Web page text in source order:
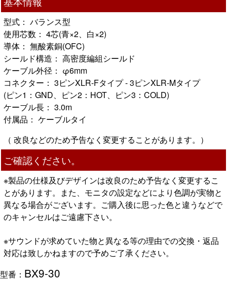
型式： バランス型
使用芯数： 4芯(青×2、白×2)
導体： 無酸素銅(OFC)
シールド構造： 高密度編組シールド
ケーブル外径： φ6mm
コネクター： 3ピンXLR-Fタイプ - 3ピンXLR-Mタイプ
(ピン1：GND、ピン2：HOT、ピン3：COLD)
ケーブル長： 3.0m
付属品： ケーブルタイ
（ 改良などのため予告なく変更することがあります。）
ご確認ください。
※製品の仕様及びデザインは改良のため予告なく変更するこ
とがあります。また、モニタの設定などにより色調が実物と
異なる場合がございます。ご購入後に思った色と違うなどで
のキャンセルはご遠慮下さい。
※サウンドが求めていた物と異なる等の理由での交換・返品
対応は致しかねますので予めご了承ください。
型番： BX9-30